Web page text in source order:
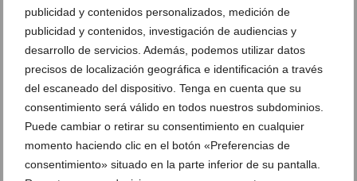
publicidad y contenidos personalizados, medición de
publicidad y contenidos, investigación de audiencias y
desarrollo de servicios. Además, podemos utilizar datos
precisos de localización geográfica e identificación a través
del escaneado del dispositivo. Tenga en cuenta que su
consentimiento será válido en todos nuestros subdominios.
Puede cambiar o retirar su consentimiento en cualquier
momento haciendo clic en el botón «Preferencias de
consentimiento» situado en la parte inferior de su pantalla.
04 de agosto de 2026